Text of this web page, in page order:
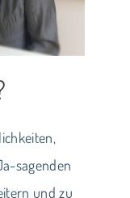
sagenden
und zu